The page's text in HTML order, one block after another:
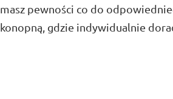
masz pewności co do
konopną, gdzie indywidualnie